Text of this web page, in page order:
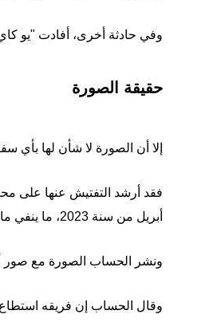
وفي حادثة أخرى، أفادت "يو
حقيقة الصورة
إلا أن الصورة لا شأن لها بأي
فقد أرشد التفتيش عنها على
أبريل من سنة 2023، ما ينفي ما قيل عنها على مواقع التواصل.
ونشر الحساب الصورة مع صور
وقال الحساب إن فريقه استطاع